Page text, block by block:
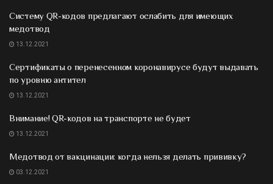
Систему QR-кодов предлагают ослабить для имеющих
медотвод
13.12.2021
Сертификаты о перенесенном коронавирусе будут выдавать
по уровню антител
13.12.2021
Внимание! QR-кодов на транспорте не будет
13.12.2021
Медотвод от вакцинации: когда нельзя делать прививку?
03.12.2021